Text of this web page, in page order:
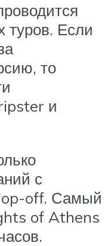
туров. Если
то
и
с
off. Самый
of Athens